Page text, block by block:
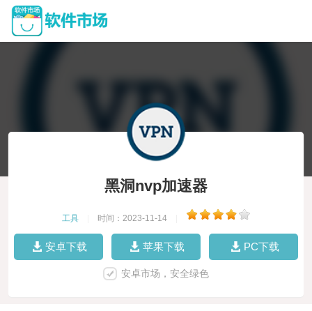
黑洞nvp加速器
工具 时间：2023-11-14
安卓下载 苹果下载 PC下载
安卓市场，安全绿色